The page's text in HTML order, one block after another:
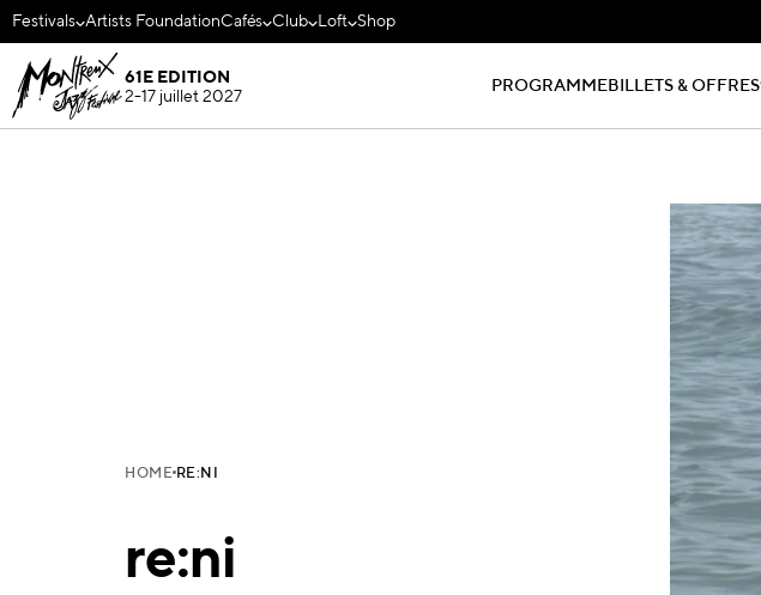
Festivals Artists FoundationCafés Club Loft Shop
61E EDITION
2-17 juillet 2027
PROGRAMMEBILLETS & OFFRES
HOME RE:NI
re:ni